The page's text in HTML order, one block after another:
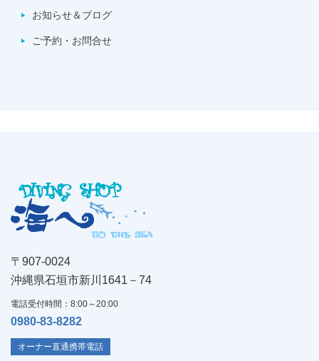
お知らせ＆ブログ
ご予約・お問合せ
〒907-0024
沖縄県石垣市新川1641－74
電話受付時間：8:00～20:00
0980-83-8282
オーナー直通携帯電話